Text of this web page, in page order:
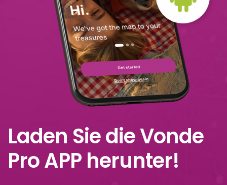
Laden Sie die Vonde
Pro APP herunter!